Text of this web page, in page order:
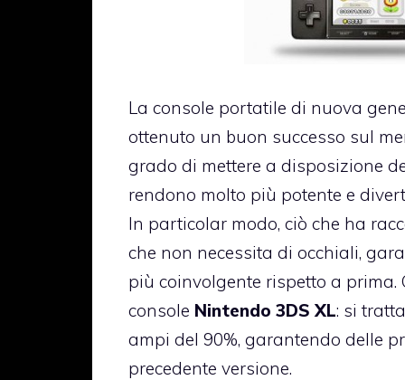
La console portatile di nuova
ottenuto un buon successo sul
grado di mettere a disposizione
rendono molto più potente e
In particolar modo, ciò che ha
che non necessita di occhiali,
più coinvolgente rispetto a
console Nintendo 3DS XL: si
ampi del 90%, garantendo delle
precedente versione.